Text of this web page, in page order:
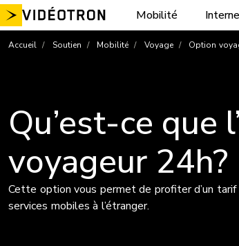
Aller
au
contenu
Mobilité
Accueil Soutien Mobilité Voyage Option
Qu’est-ce que
voyageur 24h?
Cette option vous permet de profiter d’un
services mobiles à l’étranger.